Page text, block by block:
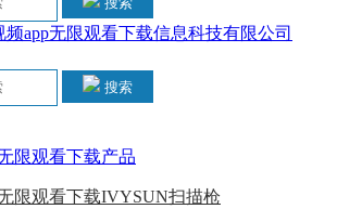
搜索
限观看下载产品
限观看下载IVYSUN扫描枪